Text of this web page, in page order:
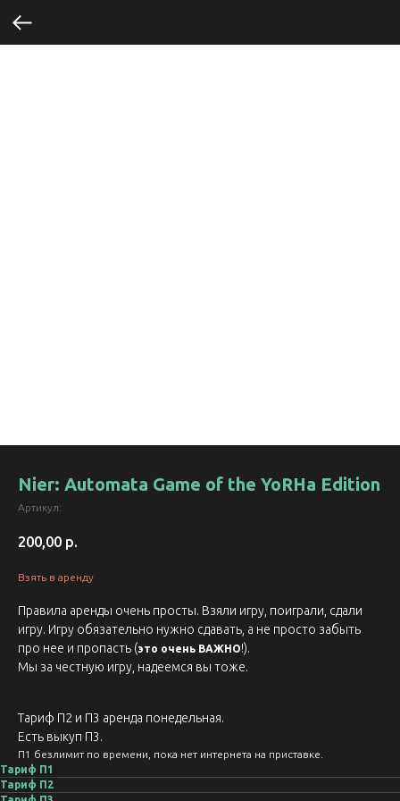
Nier: Automata Game of the YoRHa Edition
Артикул:
200,00 р.
Взять в аренду
Правила аренды очень просты. Взяли игру, поиграли, сдали
игру. Игру обязательно нужно сдавать, а не просто забыть
про нее и пропасть (это очень ВАЖНО!).
Мы за честную игру, надеемся вы тоже.
Тариф П2 и П3 аренда понедельная.
Есть выкуп П3.
П1 безлимит по времени, пока нет интернета на приставке.
Тариф П1
Тариф П2